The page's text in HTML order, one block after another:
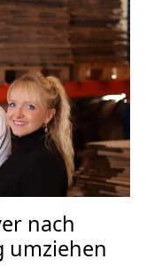
nach
umziehen